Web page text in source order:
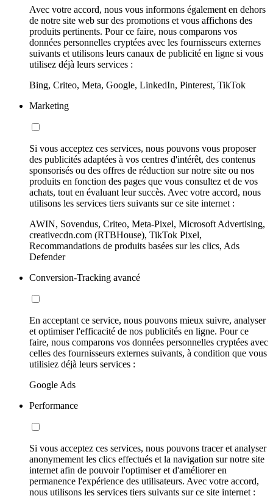
Avec votre accord, nous vous informons également en dehors
de notre site web sur des promotions et vous affichons des
produits pertinents. Pour ce faire, nous comparons vos
données personnelles cryptées avec les fournisseurs externes
suivants et utilisons leurs canaux de publicité en ligne si vous
utilisez déjà leurs services :
Bing, Criteo, Meta, Google, LinkedIn, Pinterest, TikTok
Marketing
Si vous acceptez ces services, nous pouvons vous proposer
des publicités adaptées à vos centres d'intérêt, des contenus
sponsorisés ou des offres de réduction sur notre site ou nos
produits en fonction des pages que vous consultez et de vos
achats, tout en évaluant leur succès. Avec votre accord, nous
utilisons les services tiers suivants sur ce site internet :
AWIN, Sovendus, Criteo, Meta-Pixel, Microsoft Advertising,
creativecdn.com (RTBHouse), TikTok Pixel,
Recommandations de produits basées sur les clics, Ads
Defender
Conversion-Tracking avancé
En acceptant ce service, nous pouvons mieux suivre, analyser
et optimiser l'efficacité de nos publicités en ligne. Pour ce
faire, nous comparons vos données personnelles cryptées avec
celles des fournisseurs externes suivants, à condition que vous
utilisiez déjà leurs services :
Google Ads
Performance
Si vous acceptez ces services, nous pouvons tracer et analyser
anonymement les clics effectués et la navigation sur notre site
internet afin de pouvoir l'optimiser et d'améliorer en
permanence l'expérience des utilisateurs. Avec votre accord,
nous utilisons les services tiers suivants sur ce site internet :